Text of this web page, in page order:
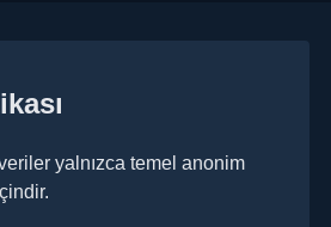
yalnızca temel anonim